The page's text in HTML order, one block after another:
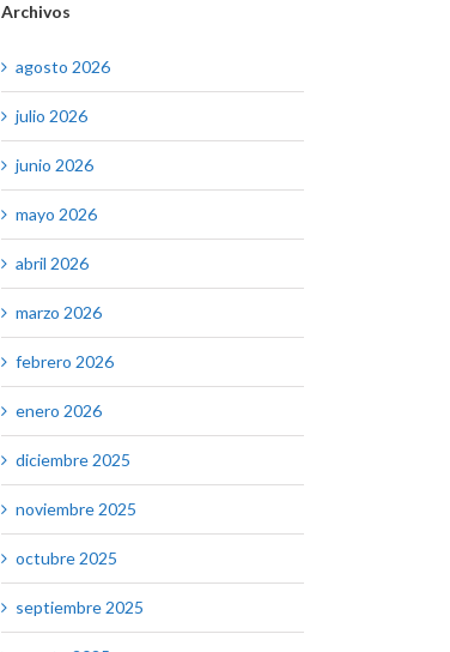
Archivos
agosto 2026
julio 2026
junio 2026
mayo 2026
abril 2026
marzo 2026
febrero 2026
enero 2026
diciembre 2025
noviembre 2025
octubre 2025
septiembre 2025